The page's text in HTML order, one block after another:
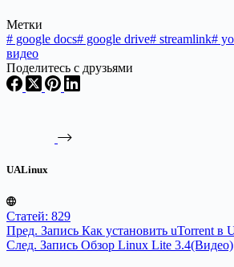
Метки
# google docs# google drive# streamlink#
видео
Поделитесь с друзьями
UALinux
Статей: 829
Пред. Запись Как установить uTorrent в
След. Запись Обзор Linux Lite 3.4(Видео)